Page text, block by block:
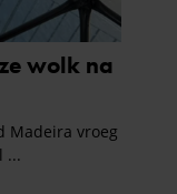
met andere
die ze hebben
hun services. U
website blijft